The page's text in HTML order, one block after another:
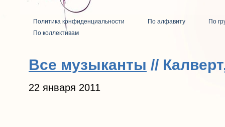
Политика конфиденциальности По алфавиту
По
По коллективам
Все музыканты //
22 января 2011